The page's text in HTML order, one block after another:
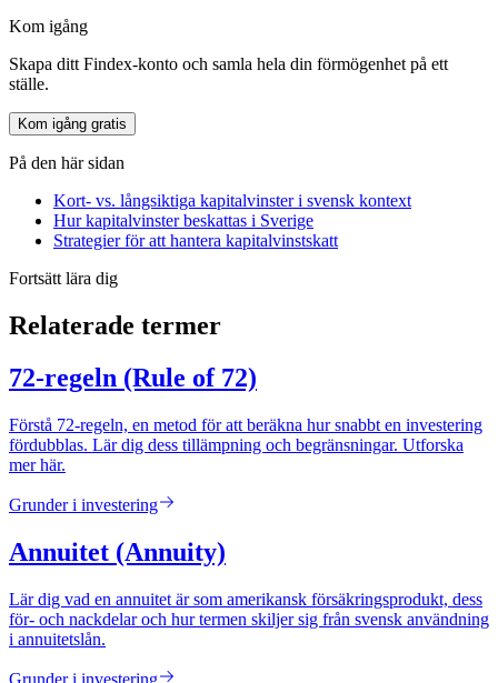
Kom igång
Skapa ditt Findex-konto och samla hela din förmögenhet på ett
ställe.
Kom igång gratis
På den här sidan
Kort- vs. långsiktiga kapitalvinster i svensk kontext
Hur kapitalvinster beskattas i Sverige
Strategier för att hantera kapitalvinstskatt
Fortsätt lära dig
Relaterade termer
72-regeln (Rule of 72)
Förstå 72-regeln, en metod för att beräkna hur snabbt en investering
fördubblas. Lär dig dess tillämpning och begränsningar. Utforska
mer här.
Grunder i investering
Annuitet (Annuity)
Lär dig vad en annuitet är som amerikansk försäkringsprodukt, dess
för- och nackdelar och hur termen skiljer sig från svensk användning
i annuitetslån.
Grunder i investering